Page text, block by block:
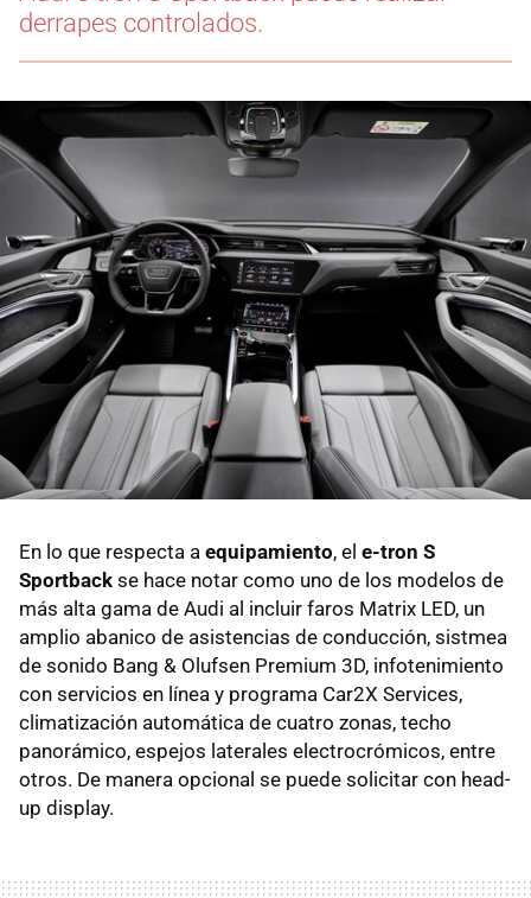
derrapes controlados.
En lo que respecta a equipamiento, el e-tron S
Sportback se hace notar como uno de los modelos de
más alta gama de Audi al incluir faros Matrix LED, un
amplio abanico de asistencias de conducción, sistmea
de sonido Bang & Olufsen Premium 3D, infotenimiento
con servicios en línea y programa Car2X Services,
climatización automática de cuatro zonas, techo
panorámico, espejos laterales electrocrómicos, entre
otros. De manera opcional se puede solicitar con head-
up display.